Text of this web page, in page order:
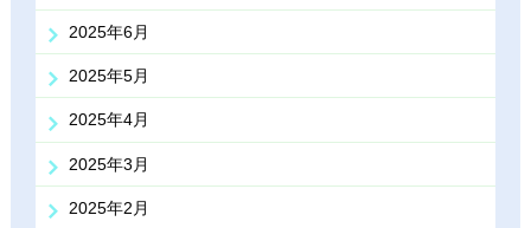
2025年6月
2025年5月
2025年4月
2025年3月
2025年2月